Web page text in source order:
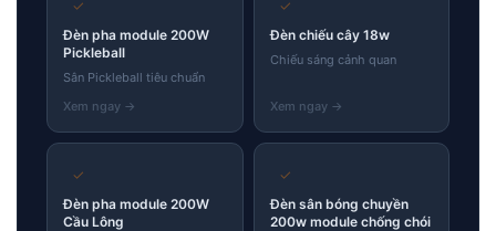
✓
Đèn pha module 200W
Pickleball
Sân Pickleball tiêu chuẩn
✓
Đèn chiếu cây 18w
Chiếu sáng cảnh quan
✓
Đèn pha module 200W
Cầu Lông
✓
Đèn sân bóng chuyền
200w module chống chói